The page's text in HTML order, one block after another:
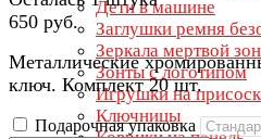
Дети в машине
Заглушки ремня
Зеркала мертвой
Зонты с логотипом
Игрушки на
Ключницы
650 руб.
Металлические
ключ. Комплект 20 шт.
Подарочная упаковка